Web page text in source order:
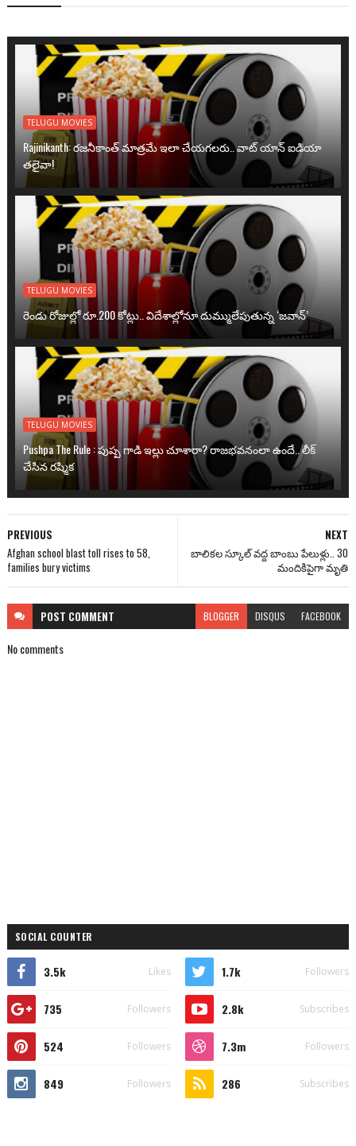
TELUGU MOVIES
Rajinikanth: రజనీకాంత్ మాత్రమే ఇలా చేయగలరు.. వాట్ యాన్ ఐడియా
తలైవా!
TELUGU MOVIES
రెండు రోజుల్లో రూ.200 కోట్లు.. విదేశాల్లోనూ దుమ్ములేపుతున్న ‘జవాన్’
TELUGU MOVIES
Pushpa The Rule : పుష్ప గాడి ఇల్లు చూశారా? రాజభవనంలా ఉందే.. లీక్
చేసిన రష్మిక
NEXT
బాలికల స్కూల్ వద్ద బాంబు పేలుళ్లు.. 30
మందికిపైగా మృతి
PREVIOUS
Afghan school blast toll rises to 58,
families bury victims
POST COMMENT BLOGGER DISQUS FACEBOOK
No comments
SOCIAL COUNTER
3.5k Likes 1.7k Followers
735 Followers 2.8k Subscribes
524 Followers 7.3m Followers
849 Followers 286 Subscribes